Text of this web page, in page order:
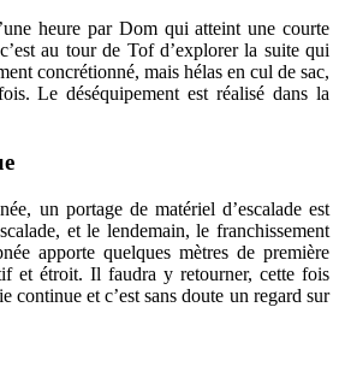
heure par Dom qui atteint une courte
au tour de Tof d’explorer la suite qui
concrétionné, mais hélas en cul de sac,
Le déséquipement est réalisé dans la
un portage de matériel d’escalade est
et le lendemain, le franchissement
apporte quelques mètres de première
et étroit. Il faudra y retourner, cette fois
continue et c’est sans doute un regard sur